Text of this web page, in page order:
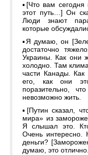
▪️[Что вам сегодня
этот путь…] Он
Люди знают
которые
▪️Я думаю, он
достаточно
Украины. Как они
холодно. Там
части Канады.
его, как они
поразительно,
невозможно жить.
▪️[Путин сказал,
мира» из
Я слышал это.
Очень интересно.
деньги?
думаю, это